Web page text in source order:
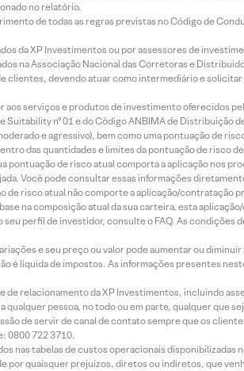
no relatório.
de todas as regras previstas no Código de
da XP Investimentos ou por assessores de
na Associação Nacional das Corretoras e
devendo atuar como intermediário e
aos serviços e produtos de investimento oferecidos
nº 01 e do Código ANBIMA de
e agressivo), bem como uma pontuação de
das quantidades e limites da pontuação de risco
de risco atual comporta a aplicação nos
Você pode consultar essas informações
de risco atual não comporte a aplicação/
na composição atual da sua carteira, esta
perfil de investidor, consulte o FAQ. As
e seu preço ou valor pode aumentar ou
é líquida de impostos. As informações presentes
relacionamento da XP Investimentos, incluindo
qualquer pessoa, no todo ou em parte, qualquer que
de servir de canal de contato sempre que os
0800 722 3710.
nas tabelas de custos operacionais disponibilizadas
por quaisquer prejuízos, diretos ou indiretos, que